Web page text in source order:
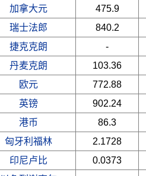
加拿大元
475.9
瑞士法郎
840.2
捷克克朗
-
丹麦克朗
103.36
欧元
772.88
英镑
902.24
港币
86.3
匈牙利福林
2.1728
印尼卢比
0.0373